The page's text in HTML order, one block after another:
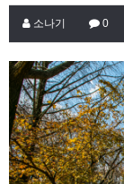
소나기 0